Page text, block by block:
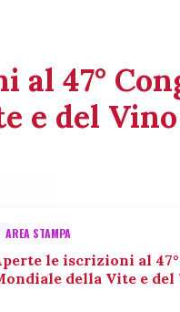
47°
e del Vino
AREA STAMPA
le iscrizioni al 47°
della Vite e del